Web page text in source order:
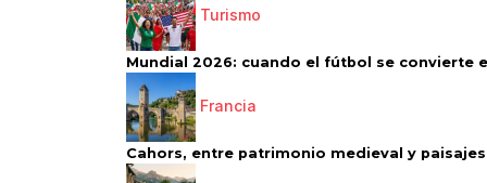
Turismo
Mundial 2026: cuando el fútbol se convierte
Francia
Cahors, entre patrimonio medieval y paisajes